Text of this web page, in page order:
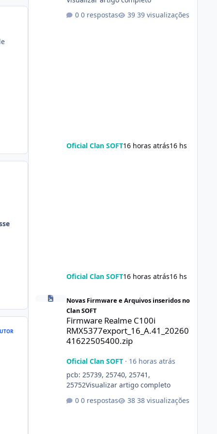
0 respostas
39 visualizações
Oficial Clan SOFT16 horas atrás16 hs
Oficial Clan SOFT16 horas atrás16 hs
Firmware Realme C100i
Novas Firmware e Arquivos inseridos no
Clan SOFT
Firmware Realme C100i
RMX5377export_16_A.41_20260
41622505400.zip
Oficial Clan SOFT· 16 horas atrás
pcb: 25739, 25740, 25741,
25752Visualizar artigo completo
0 respostas
38 visualizações